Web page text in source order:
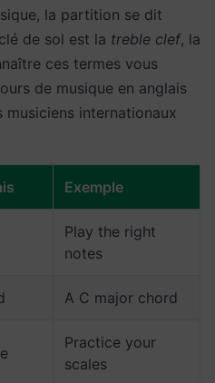
la partition se dit
de sol est la treble clef, la
ces termes vous
de musique en anglais
internationaux
Exemple
Play the right
notes
A C major chord
Practice your
scales